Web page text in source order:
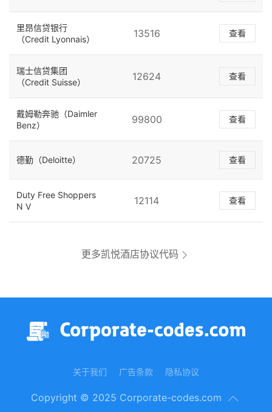
里昂信贷银行
（Credit Lyonnais）
13516 查看
瑞士信贷集团
（Credit Suisse）
12624 查看
戴姆勒奔驰（Daimler
Benz）
99800 查看
德勤（Deloitte） 20725 查看
Duty Free Shoppers
N V
12114 查看
更多凯悦酒店协议代码
关于我们 广告条款 隐私协议
Copyright © 2025 Corporate-codes.com